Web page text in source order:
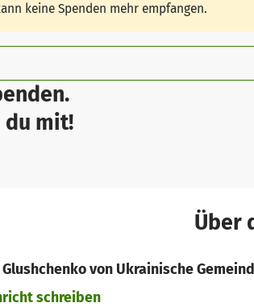
du mit!
keine Spenden mehr empfangen.
Über
von Ukrainische
schreiben